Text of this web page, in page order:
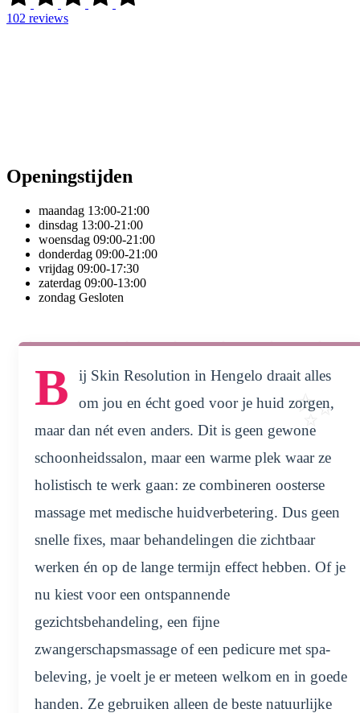
102 reviews
Openingstijden
maandag 13:00-21:00
dinsdag 13:00-21:00
woensdag 09:00-21:00
donderdag 09:00-21:00
vrijdag 09:00-17:30
zaterdag 09:00-13:00
zondag Gesloten
B
ij Skin Resolution in Hengelo draait alles
om jou en écht goed voor je huid zorgen,
maar dan nét even anders. Dit is geen gewone
schoonheidssalon, maar een warme plek waar ze
holistisch te werk gaan: ze combineren oosterse
massage met medische huidverbetering. Dus geen
snelle fixes, maar behandelingen die zichtbaar
werken én op de lange termijn effect hebben. Of je
nu kiest voor een ontspannende
gezichtsbehandeling, een fijne
zwangerschapsmassage of een pedicure met spa-
beleving, je voelt je er meteen welkom en in goede
handen. Ze gebruiken alleen de beste natuurlijke